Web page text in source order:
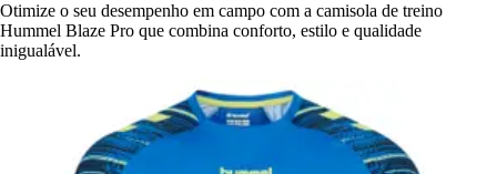
Otimize o seu desempenho em campo com a camisola de treino
Hummel Blaze Pro que combina conforto, estilo e qualidade
inigualável.